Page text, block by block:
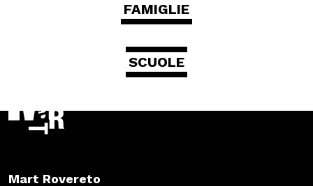
FAMIGLIE
SCUOLE
Mart Rovereto